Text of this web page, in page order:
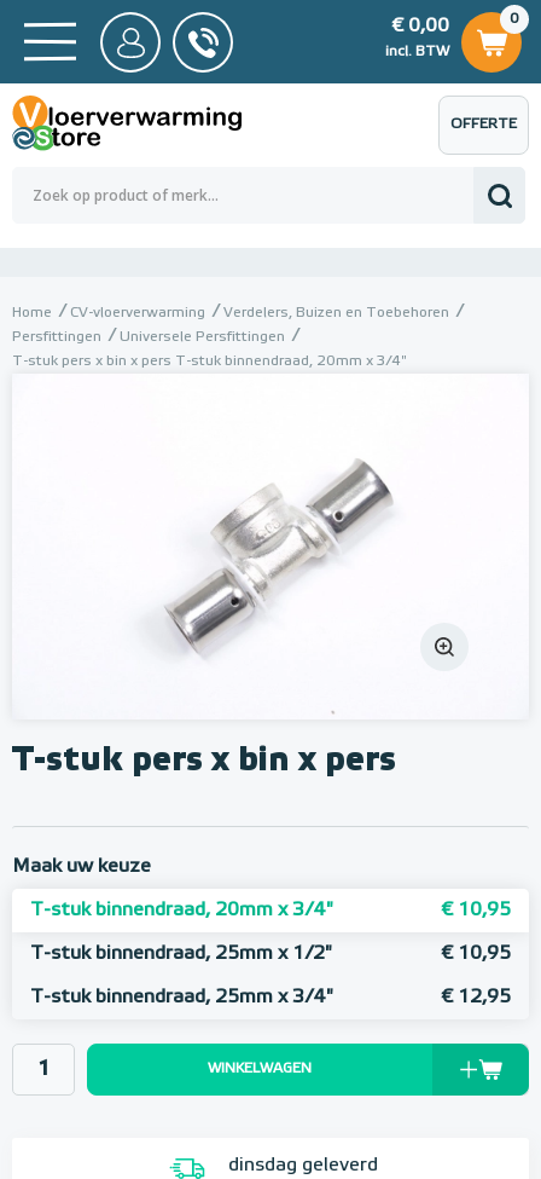
BTW
0,00
0
€ 0,00
incl. BTW
€ 0,00
OFFERTE
AANVRAGEN
Home CV-vloerverwarming
Verdelers, Buizen en Toebehoren
Persfittingen
Universele Persfittingen
T-stuk pers x bin x pers T-stuk binnendraad, 20mm x 3/4"
T-stuk pers x bin x pers
Maak uw keuze
T-stuk binnendraad, 20mm x 3/4" € 10,95
T-stuk binnendraad, 25mm x 1/2" € 10,95
T-stuk binnendraad, 25mm x 3/4" € 12,95
WINKELWAGEN
dinsdag geleverd